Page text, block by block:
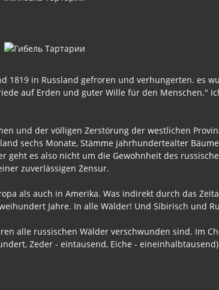
1819 in Russland gefroren und verhungerten. es
auf Erden und guter Wille für den Menschen."
und der völligen Zerstörung der westlichen
sechs Monate, Stämme jahrhundertealter
es also nicht um die Gewohnheit des
zuverlässigen Zensur.
als auch in Amerika. Was indirekt durch das
Jahre. In alle Wälder! Und Sibirisch und
alle russischen Wälder verschwunden sind. Im
Zeder - eintausend, Eiche -